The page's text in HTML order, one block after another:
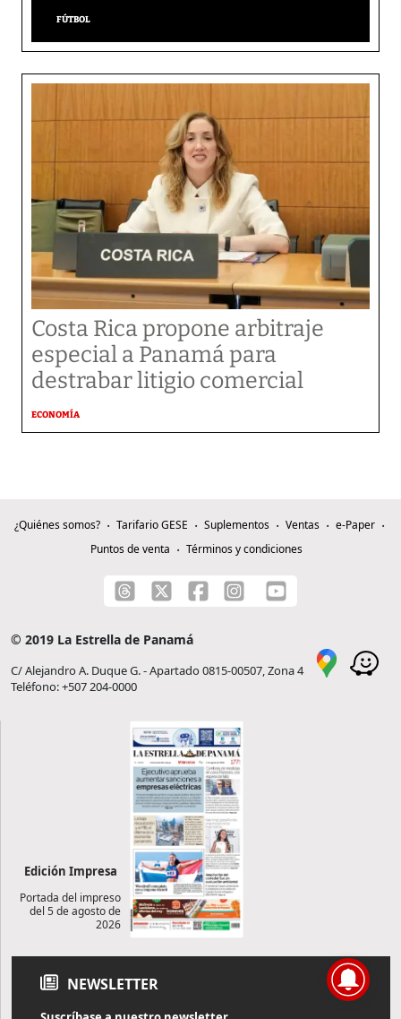
FÚTBOL
Costa Rica propone arbitraje
especial a Panamá para
destrabar litigio comercial
ECONOMÍA
¿Quiénes somos? Tarifario GESE Suplementos Ventas
e-Paper
Puntos de venta
Términos y condiciones
© 2019 La Estrella de Panamá
C/ Alejandro A. Duque G. - Apartado 0815-00507, Zona 4
Teléfono: +507 204-0000
Edición Impresa
Portada del impreso
del 5 de agosto de
2026
NEWSLETTER